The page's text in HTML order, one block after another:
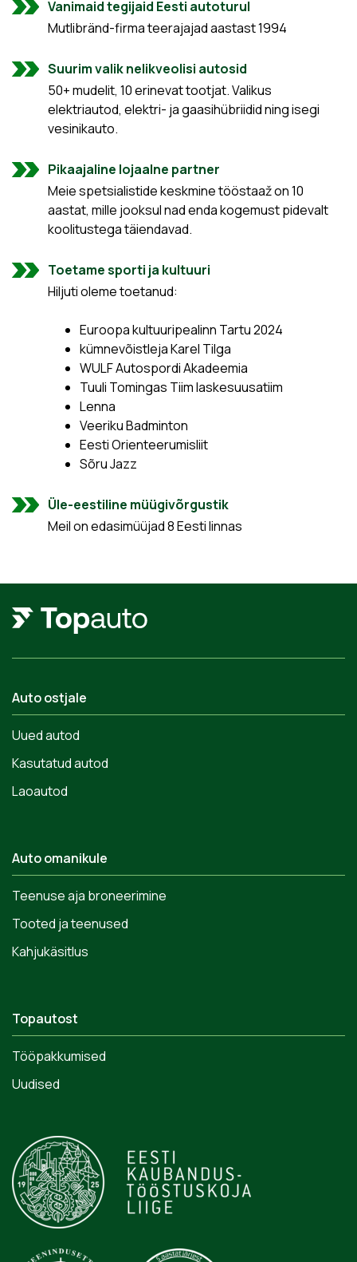
Vanimaid tegijaid Eesti autoturul
Mutlibränd-firma teerajajad aastast 1994
Suurim valik nelikveolisi autosid
50+ mudelit, 10 erinevat tootjat. Valikus
elektriautod, elektri- ja gaasihübriidid ning isegi
vesinikauto.
Pikaajaline lojaalne partner
Meie spetsialistide keskmine tööstaaž on 10
aastat, mille jooksul nad enda kogemust pidevalt
koolitustega täiendavad.
Toetame sporti ja kultuuri
Hiljuti oleme toetanud:
Euroopa kultuuripealinn Tartu 2024
kümnevõistleja Karel Tilga
WULF Autospordi Akadeemia
Tuuli Tomingas Tiim laskesuusatiim
Lenna
Veeriku Badminton
Eesti Orienteerumisliit
Sõru Jazz
Üle-eestiline müügivõrgustik
Meil on edasimüüjad 8 Eesti linnas
Auto ostjale
Uued autod
Kasutatud autod
Laoautod
Auto omanikule
Teenuse aja broneerimine
Tooted ja teenused
Kahjukäsitlus
Topautost
Tööpakkumised
Uudised